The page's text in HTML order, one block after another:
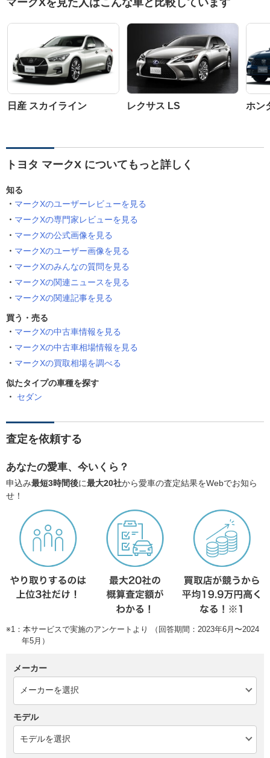
マークXを見た人はこんな車と比較しています
日産 スカイライン レクサス LS ホン
トヨタ マークX についてもっと詳しく
知る
マークXのユーザーレビューを見る
マークXの専門家レビューを見る
マークXの公式画像を見る
マークXのユーザー画像を見る
マークXのみんなの質問を見る
マークXの関連ニュースを見る
マークXの関連記事を見る
買う・売る
マークXの中古車情報を見る
マークXの中古車相場情報を見る
マークXの買取相場を調べる
似たタイプの車種を探す
セダン
査定を依頼する
あなたの愛車、今いくら？
申込み最短3時間後に最大20社から愛車の査定結果をWebでお知ら
せ！
※1：本サービスで実施のアンケートより （回答期間：2023年6月〜2024
年5月）
メーカー
モデル